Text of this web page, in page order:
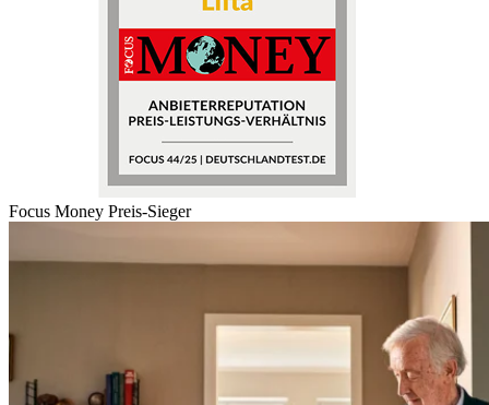
Focus Money Preis-Sieger